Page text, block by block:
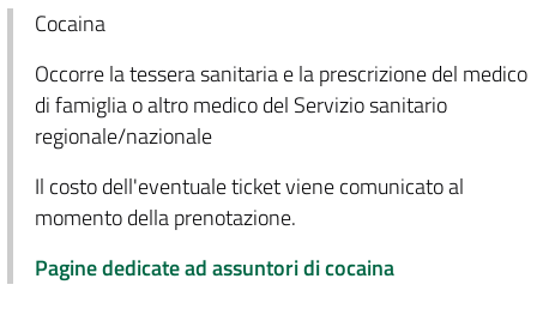
Cocaina
Occorre la tessera sanitaria e la prescrizione del medico
di famiglia o altro medico del Servizio sanitario
regionale/nazionale
Il costo dell'eventuale ticket viene comunicato al
momento della prenotazione.
Pagine dedicate ad assuntori di cocaina